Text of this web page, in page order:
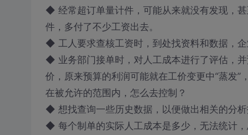
◆ 经常超订单量计件，可能从来就没有发现，
件，多付了不少工资出去。
◆ 工人要求查核工资时，到处找资料和数据，
◆ 业务部门接单时，对人工成本进行了评估，
价，原来预算的利润可能就在工价变更中“蒸发
在被允许的范围内，怎么去控制？
◆ 想找查询一些历史数据，以便做出相关的分
◆ 每个制单的实际人工成本是多少，无法统计